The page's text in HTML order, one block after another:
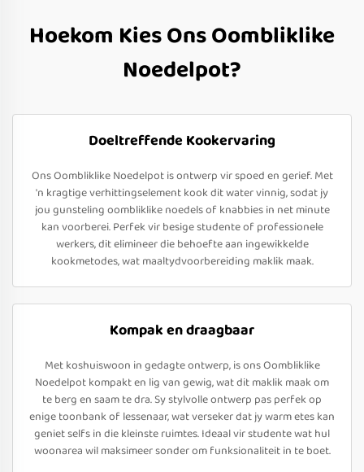
Hoekom Kies Ons Oombliklike
Noedelpot?
Doeltreffende Kookervaring
Ons Oombliklike Noedelpot is ontwerp vir spoed en gerief. Met
'n kragtige verhittingselement kook dit water vinnig, sodat jy
jou gunsteling oombliklike noedels of knabbies in net minute
kan voorberei. Perfek vir besige studente of professionele
werkers, dit elimineer die behoefte aan ingewikkelde
kookmetodes, wat maaltydvoorbereiding maklik maak.
Kompak en draagbaar
Met koshuiswoon in gedagte ontwerp, is ons Oombliklike
Noedelpot kompakt en lig van gewig, wat dit maklik maak om
te berg en saam te dra. Sy stylvolle ontwerp pas perfek op
enige toonbank of lessenaar, wat verseker dat jy warm etes kan
geniet selfs in die kleinste ruimtes. Ideaal vir studente wat hul
woonarea wil maksimeer sonder om funksionaliteit in te boet.